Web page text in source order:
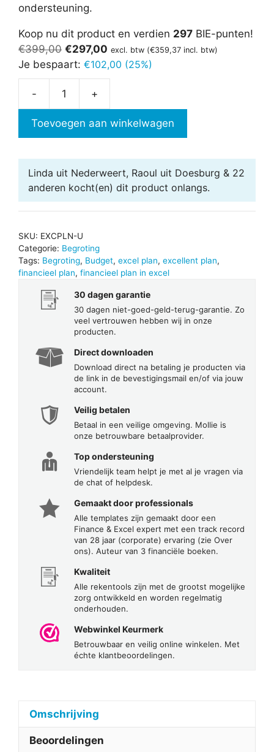
ondersteuning.
Koop nu dit product en verdien 297 BIE-punten!
€399,00 Oorspronkelijke
prijs
was:
€399,00.
€297,00 Huidige
prijs
is:
excl. btw (€359,37 incl. btw)
Je bespaart: €102,00 (25%)
-
aantal
+
Toevoegen aan winkelwagen
Linda uit Nederweert, Raoul uit Doesburg & 22
anderen kocht(en) dit product onlangs.
SKU: EXCPLN-U
Categorie: Begroting
Tags: Begroting, Budget, excel plan, excellent plan,
financieel plan, financieel plan in excel
30 dagen garantie
30 dagen niet-goed-geld-terug-garantie. Zo
veel vertrouwen hebben wij in onze
producten.
Direct downloaden
Download direct na betaling je producten via
de link in de bevestigingsmail en/of via jouw
account.
Veilig betalen
Betaal in een veilige omgeving. Mollie is
onze betrouwbare betaalprovider.
Top ondersteuning
Vriendelijk team helpt je met al je vragen via
de chat of helpdesk.
Gemaakt door professionals
Alle templates zijn gemaakt door een
Finance & Excel expert met een track record
van 28 jaar (corporate) ervaring (zie Over
ons). Auteur van 3 financiële boeken.
Kwaliteit
Alle rekentools zijn met de grootst mogelijke
zorg ontwikkeld en worden regelmatig
onderhouden.
Webwinkel Keurmerk
Betrouwbaar en veilig online winkelen. Met
échte klantbeoordelingen.
Omschrijving
Beoordelingen